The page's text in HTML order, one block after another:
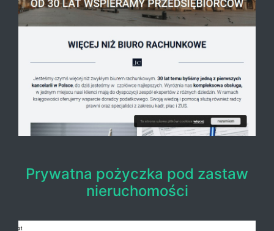
Prywatna pożyczka pod zastaw
nieruchomości